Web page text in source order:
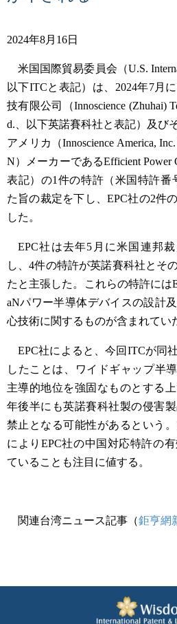
2024年8月16日
米国国際貿易委員会（U.S.
以下ITCと表記）は、2024年7月
技有限公司（Innoscience (Zhuhai)
d.、以下英諾賽科社と表記）及び
アメリカ（Innoscience America,
N）メーカーであるEfficient Power
表記）の1件の特許（米国特許番
た旨の裁定を下し、EPC社の2件
した。
EPC社は去年5月に米国連邦
し、4件の特許が英諾賽科社とそ
たと主張した。これらの特許には
aNパワー半導体デバイスの設計
心技術に関するものが含まれてい
EPC社によると、今回ITCが同
したことは、ワイドギャップ半
主導的地位を強固なものとする
年後半にも英諾賽科社製の侵害
禁止となる可能性があるという
によりEPC社の中国対応特許の
ていることも注目に値する。
関連台湾ニュース記事（鉅亨網